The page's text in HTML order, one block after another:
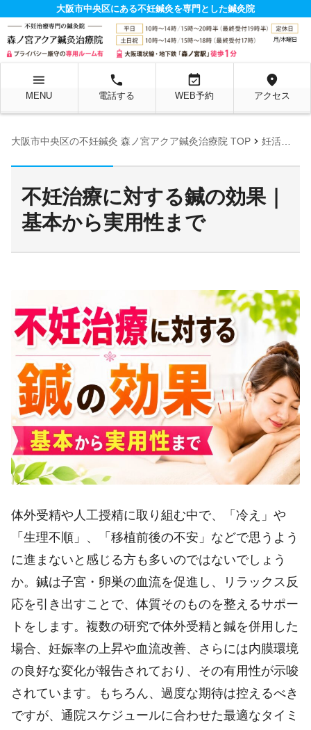
大阪市中央区にある不妊鍼灸を専門とした鍼灸院
menu
MENU
local_phone
電話する
event_available
WEB予約
location_on
アクセス
大阪市中央区の不妊鍼灸 森ノ宮アクア鍼灸治療院 TOP chevron_right 妊活お役立ち情報ページ
不妊治療に対する鍼の効果｜
基本から実用性まで
体外受精や人工授精に取り組む中で、「冷え」や
「生理不順」、「移植前後の不安」などで思うよう
に進まないと感じる方も多いのではないでしょう
か。鍼は子宮・卵巣の血流を促進し、リラックス反
応を引き出すことで、体質そのものを整えるサポー
トをします。複数の研究で体外受精と鍼を併用した
場合、妊娠率の上昇や血流改善、さらには内膜環境
の良好な変化が報告されており、その有用性が示唆
されています。もちろん、過度な期待は控えるべき
ですが、通院スケジュールに合わせた最適なタイミ